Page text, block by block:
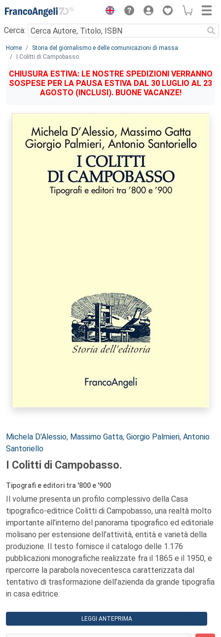
Menu
Cerca:
Main content
Home
Storia del giornalismo e delle comunicazioni di massa
I Colitti di Campobasso.
CHIUSURA ESTIVA: LE NOSTRE SPEDIZIONI VERRANNO
SOSPESE PER LA PAUSA ESTIVA DAL 30 LUGLIO AL 23
AGOSTO (INCLUSI). BUONE VACANZE!
Autori:
Michela D'Alessio, Massimo Gatta, Giorgio Palmieri, Antonio
Santoriello
I Colitti di Campobasso.
Tipografi e editori tra '800 e '900
Il volume presenta un profilo complessivo della Casa
tipografico-editrice Colitti di Campobasso, una realtà molto
importante all’interno del panorama tipografico ed editoriale
molisano per estensione dell’attività, entità e varietà della
produzione. Il testo fornisce il catalogo delle 1.176
pubblicazioni monografiche realizzate fra il 1865 e il 1950, e
ripercorre la parabola novecentesca caratterizzata dal
tentativo di trasformazione dell’azienda da grande tipografia
in casa editrice.
LEGGI ANTEPRIMA